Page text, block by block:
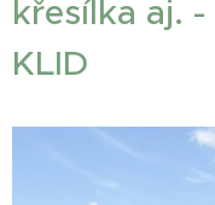
křesílka aj.
KLID